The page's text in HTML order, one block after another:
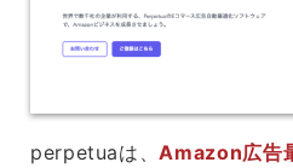
perpetuaは、Amazon広告